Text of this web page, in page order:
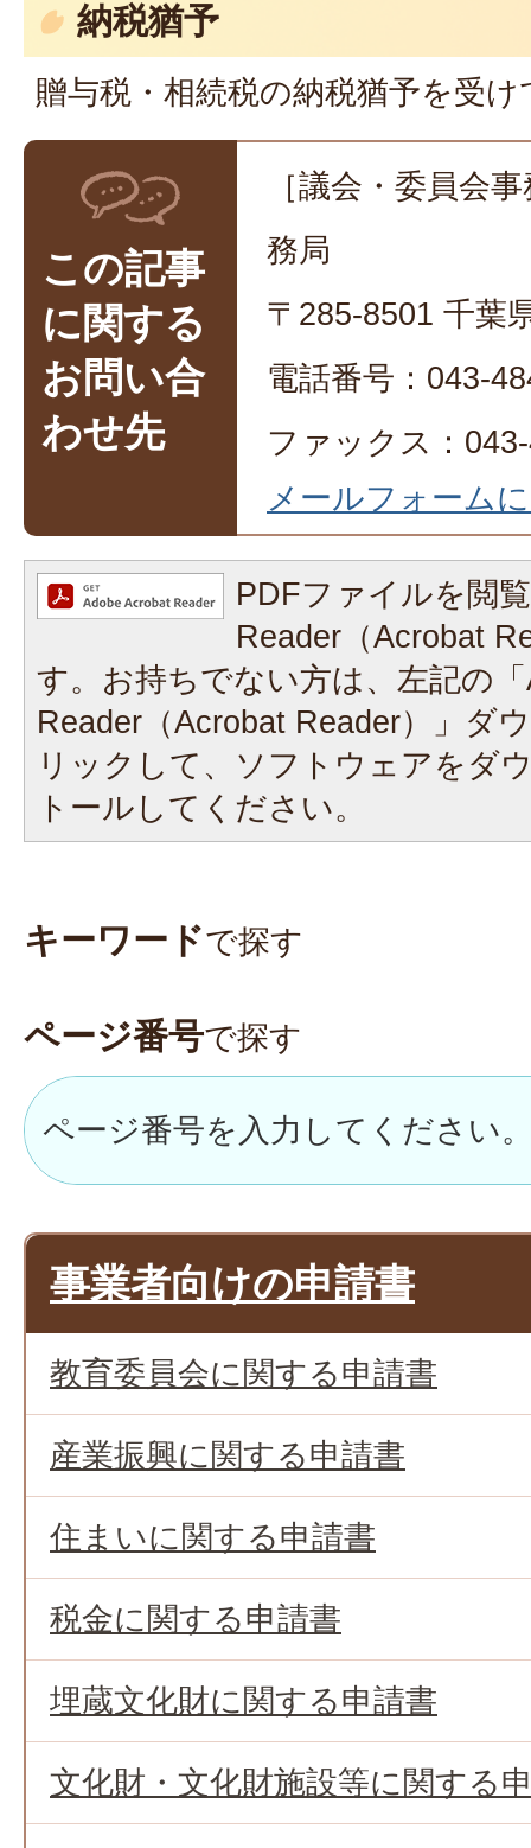
納税猶予
贈与税・相続税の納税猶予を受け
この記事
に関する
お問い合
わせ先
［議会・委員会
務局
〒285-8501 千葉
電話番号：043-
ファックス：
メールフォーム
PDFファイルを閲
Reader（Acrobat
す。お持ちでない方は、左記の
Reader（Acrobat Reader）」ダ
リックして、ソフトウェアをダ
トールしてください。
キーワードで探す
ページ番号で探す
事業者向けの申請書
教育委員会に関する申請書
産業振興に関する申請書
住まいに関する申請書
税金に関する申請書
埋蔵文化財に関する申請書
文化財・文化財施設等に関する